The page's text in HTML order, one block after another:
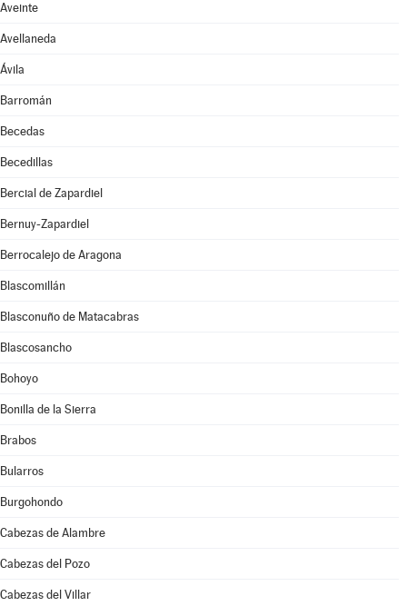
Aveinte
Avellaneda
Ávila
Barromán
Becedas
Becedillas
Bercial de Zapardiel
Bernuy-Zapardiel
Berrocalejo de Aragona
Blascomillán
Blasconuño de Matacabras
Blascosancho
Bohoyo
Bonilla de la Sierra
Brabos
Bularros
Burgohondo
Cabezas de Alambre
Cabezas del Pozo
Cabezas del Villar